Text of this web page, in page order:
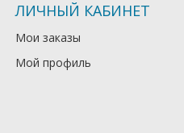
ЛИЧНЫЙ КАБИНЕТ
Мои заказы
Мой профиль